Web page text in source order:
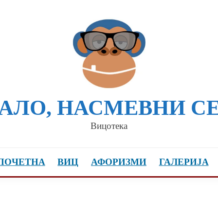
НАСМЕВНИ
Вицотека
ВИЦ АФОРИЗМИ ГАЛЕРИЈА